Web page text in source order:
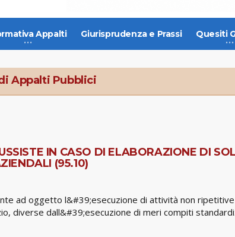
Appalti Giurisprudenza e Prassi Quesiti
Appalti Pubblici
IN CASO DI ELABORAZIONE DI
(95.10)
ad oggetto l&#39;esecuzione di attività non
diverse dall&#39;esecuzione di meri compiti